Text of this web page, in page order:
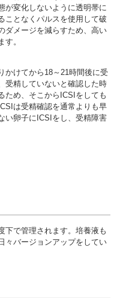
が変化しないように透明帯に
ことなくパルスを使用して破
ダメージを減らすため、高い
。
かけてから18～21時間後に受
受精していないと確認した時
ため、そこからICSIをしても
は受精確認を通常よりも早
い卵子にICSIをし、受精障害
下で管理されます。培養液も
々バージョンアップをしてい